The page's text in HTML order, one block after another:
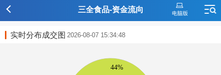
三全食品-资金流向
实时分布成交图 2026-08-07 15:34:48